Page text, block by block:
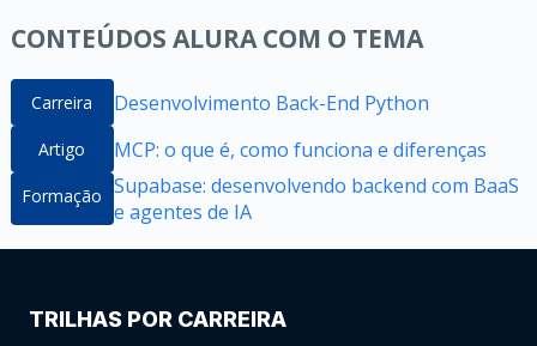
CONTEÚDOS ALURA COM O TEMA
Carreira Desenvolvimento Back-End Python
Artigo MCP: o que é, como funciona e diferenças
Formação Supabase: desenvolvendo backend com BaaS
e agentes de IA
TRILHAS POR CARREIRA